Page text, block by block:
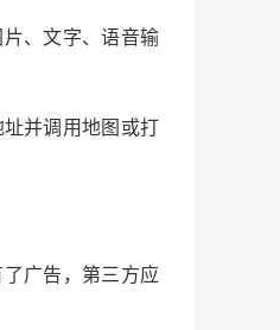
、文字、语音输
并调用地图或打
广告，第三方应